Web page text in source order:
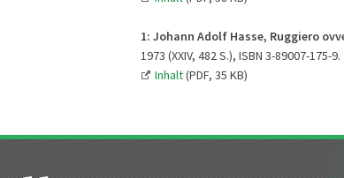
1: Johann Adolf Hasse, Ruggiero
1973 (XXIV, 482 S.), ISBN 3-89007-175-9.
Inhalt(PDF, 35 KB)